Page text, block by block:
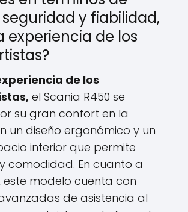
y fiabilidad,
experiencia de los
de los
el Scania R450 se
su gran confort en la
un diseño ergonómico y un
interior que permite
comodidad. En cuanto a
este modelo cuenta con
de asistencia al